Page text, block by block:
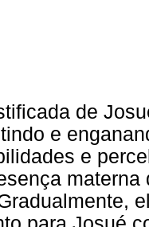
de
e
e